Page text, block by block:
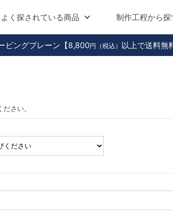
よく探されている商品 制作工程から探
ビングプレーン 【8,800 円（税込） 以上で送料無
さい。